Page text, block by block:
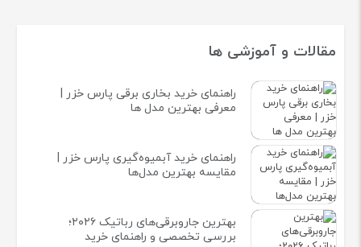
مقالات و آموزشی ها
راهنمای خرید بخاری برقی پارس خزر |
معرفی بهترین مدل ها
راهنمای خرید آبمیوه‌گیری پارس خزر |
مقایسه بهترین مدل‌ها
بهترین جاروبرقی‌های رباتیک ۲۰۲۶؛
بررسی تخصصی و راهنمای خرید